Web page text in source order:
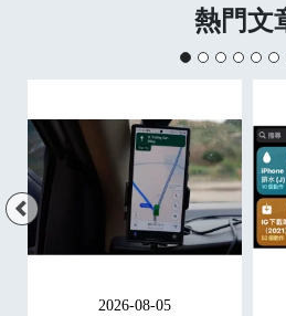
熱門文
2026-08-05